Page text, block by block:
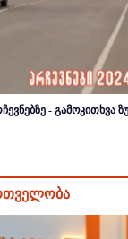
- გამოკითხვა